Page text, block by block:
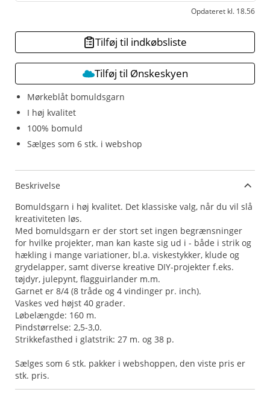
Mørkeblåt bomuldsgarn
I høj kvalitet
100% bomuld
Sælges som 6 stk. i webshop
Opdateret kl. 18.56
Tilføj til indkøbsliste
Tilføj til Ønskeskyen
Beskrivelse
Bomuldsgarn i høj kvalitet. Det klassiske valg, når du vil slå
kreativiteten løs.
Med bomuldsgarn er der stort set ingen begrænsninger
for hvilke projekter, man kan kaste sig ud i - både i strik og
hækling i mange variationer, bl.a. viskestykker, klude og
grydelapper, samt diverse kreative DIY-projekter f.eks.
tøjdyr, julepynt, flagguirlander m.m.
Garnet er 8/4 (8 tråde og 4 vindinger pr. inch).
Vaskes ved højst 40 grader.
Løbelængde: 160 m.
Pindstørrelse: 2,5-3,0.
Strikkefasthed i glatstrik: 27 m. og 38 p.
Sælges som 6 stk. pakker i webshoppen, den viste pris er
stk. pris.